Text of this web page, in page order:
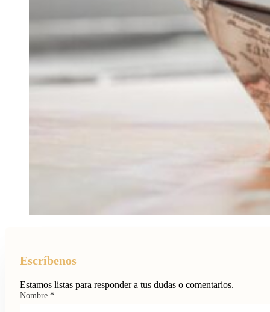
Escríbenos
Estamos listas para responder a tus dudas o comentarios.
Nombre *